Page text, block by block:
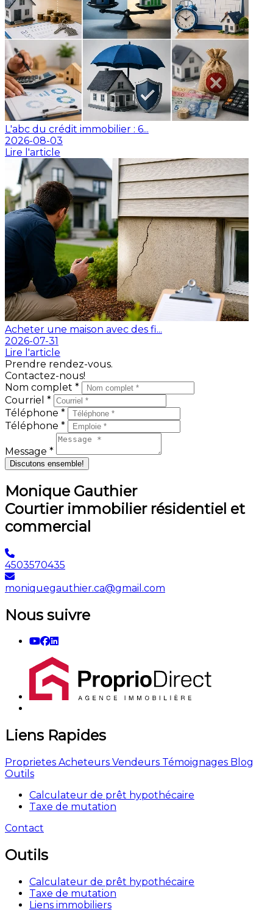
L'abc du crédit immobilier : 6...
2026-08-03
Lire l'article
Acheter une maison avec des fi...
2026-07-31
Lire l'article
Prendre rendez-vous.
Contactez-nous!
Nom complet *
Courriel *
Téléphone *
Téléphone *
Message *
Discutons ensemble!
Monique Gauthier
Courtier immobilier résidentiel et
commercial
4503570435
moniquegauthier.ca@gmail.com
Nous suivre
Liens Rapides
Proprietes Acheteurs Vendeurs Témoignages Blog
Outils
Calculateur de prêt hypothécaire
Taxe de mutation
Contact
Outils
Calculateur de prêt hypothécaire
Taxe de mutation
Liens immobiliers